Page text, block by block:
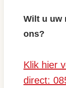
Wilt u uw
ons?
Klik hier
direct: